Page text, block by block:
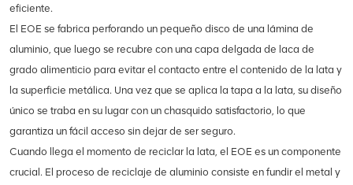
eficiente.
El EOE se fabrica perforando un pequeño disco de una lámina de
aluminio, que luego se recubre con una capa delgada de laca de
grado alimenticio para evitar el contacto entre el contenido de la lata y
la superficie metálica. Una vez que se aplica la tapa a la lata, su diseño
único se traba en su lugar con un chasquido satisfactorio, lo que
garantiza un fácil acceso sin dejar de ser seguro.
Cuando llega el momento de reciclar la lata, el EOE es un componente
crucial. El proceso de reciclaje de aluminio consiste en fundir el metal y